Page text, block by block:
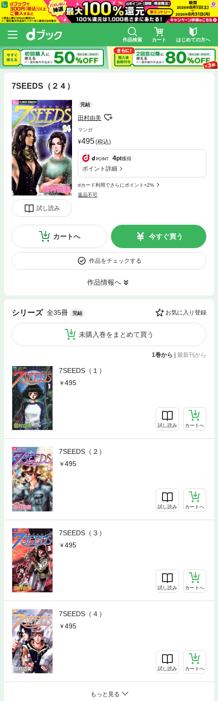
作品検索 カート はじめての方へ
7SEEDS（２４）
試し読み
完結
田村由美
マンガ
495(税込)
4pt獲得
ポイント詳細
dカード利用でさらにポイント+2%
返品不可
カートへ 今すぐ買う
作品をチェックする
作品情報へ
シリーズ 全35冊 完結 お気に入り登録
未購入巻をまとめて買う
1巻から 最新刊から
7SEEDS（１）
495
試し読み カートへ
7SEEDS（２）
495
試し読み カートへ
7SEEDS（３）
495
試し読み カートへ
7SEEDS（４）
495
試し読み カートへ
もっと見る